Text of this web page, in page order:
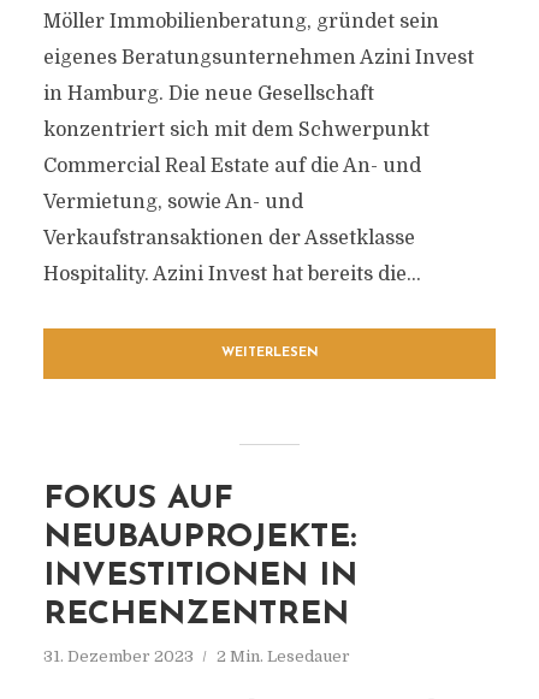
Möller Immobilienberatung, gründet sein
eigenes Beratungsunternehmen Azini Invest
in Hamburg. Die neue Gesellschaft
konzentriert sich mit dem Schwerpunkt
Commercial Real Estate auf die An- und
Vermietung, sowie An- und
Verkaufstransaktionen der Assetklasse
Hospitality. Azini Invest hat bereits die...
WEITERLESEN
FOKUS AUF
NEUBAUPROJEKTE:
INVESTITIONEN IN
RECHENZENTREN
31. Dezember 2023 2 Min. Lesedauer